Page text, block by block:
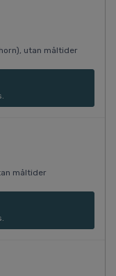
utan måltider
måltider